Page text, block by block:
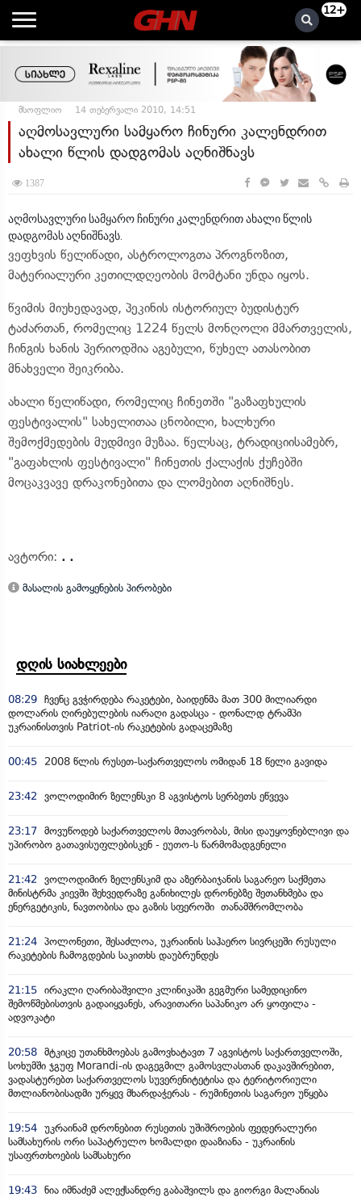
12+
მსოფლიო 14 თებერვალი 2010, 14:51
აღმოსავლური სამყარო ჩინური კალენდრით
ახალი წლის დადგომას აღნიშნავს
1387
აღმოსავლური სამყარო ჩინური კალენდრით ახალი წლის
დადგომას აღნიშნავს.
ვეფხვის წელიწადი, ასტროლოგთა პროგნოზით,
მატერიალური კეთილდღეობის მომტანი უნდა იყოს.
წვიმის მიუხედავად, პეკინის ისტორიულ ბუდისტურ
ტაძართან, რომელიც 1224 წელს მონღოლი მმართველის,
ჩინგის ხანის პერიოდშია აგებული, წუხელ ათასობით
მნახველი შეიკრიბა.
ახალი წელიწადი, რომელიც ჩინეთში "გაზაფხულის
ფესტივალის" სახელითაა ცნობილი, ხალხური
შემოქმედების მუდმივი მუზაა. წელსაც, ტრადიციისამებრ,
"გაფახლის ფესტივალი" ჩინეთის ქალაქის ქუჩებში
მოცაკვავე დრაკონებითა და ლომებით აღნიშნეს.
ავტორი: . .
მასალის გამოყენების პირობები
დღის სიახლეები
08:29 ჩვენც გვჭირდება რაკეტები, ბაიდენმა მათ 300 მილიარდი
დოლარის ღირებულების იარაღი გადასცა - დონალდ ტრამპი
უკრაინისთვის Patriot-ის რაკეტების გადაცემაზე
00:45 2008 წლის რუსეთ-საქართველოს ომიდან 18 წელი გავიდა
23:42 ვოლოდიმირ ზელენსკი 8 აგვისტოს სერბეთს ეწვევა
23:17 მოვუწოდებ საქართველოს მთავრობას, მისი დაუყოვნებლივი და
უპირობო გათავისუფლებისკენ - ეუთო-ს წარმომადგენელი
21:42 ვოლოდიმირ ზელენსკიმ და აზერბაიჯანის საგარეო საქმეთა
მინისტრმა კიევში შეხვედრაზე განიხილეს დრონებზე შეთანხმება და
ენერგეტიკის, ნავთობისა და გაზის სფეროში თანამშრომლობა
21:24 პოლონეთი, შესაძლოა, უკრაინის საჰაერო სივრცეში რუსული
რაკეტების ჩამოგდების საკითხს დაუბრუნდეს
21:15 ირაკლი ღარიბაშვილი კლინიკაში გეგმური სამედიცინო
შემოწმებისთვის გადაიყვანეს, არავითარი საპანიკო არ ყოფილა -
ადვოკატი
20:58 მტკიცე უთანხმოებას გამოვხატავთ 7 აგვისტოს საქართველოში,
სოხუმში ჯგუფ Morandi-ის დაგეგმილ გამოსვლასთან დაკავშირებით,
ვადასტურებთ საქართველოს სუვერენიტეტისა და ტერიტორიული
მთლიანობისადმი ურყევ მხარდაჭერას - რუმინეთის საგარეო უწყება
19:54 უკრაინამ დრონებით რუსეთის უშიშროების ფედერალური
სამსახურის ორი საპატრულო ხომალდი დააზიანა - უკრაინის
უსაფრთხოების სამსახური
19:43 ნია იმნაძემ ალექსანდრე გაბაშვილს და გიორგი მალანიას